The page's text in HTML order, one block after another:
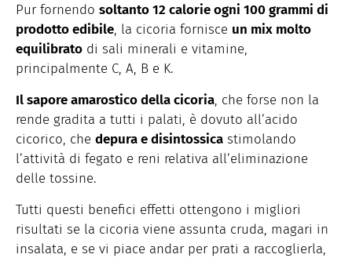
Pur fornendo soltanto 12 calorie ogni 100 grammi di
prodotto edibile, la cicoria fornisce un mix molto
equilibrato di sali minerali e vitamine,
principalmente C, A, B e K.
Il sapore amarostico della cicoria, che forse non la
rende gradita a tutti i palati, è dovuto all’acido
cicorico, che depura e disintossica stimolando
l’attività di fegato e reni relativa all’eliminazione
delle tossine.
Tutti questi benefici effetti ottengono i migliori
risultati se la cicoria viene assunta cruda, magari in
insalata, e se vi piace andar per prati a raccoglierla,